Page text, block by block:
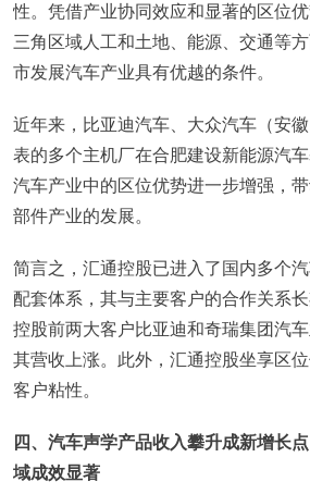
性。凭借产业协同效应和显著的区位
三角区域人工和土地、能源、交通等
市发展汽车产业具有优越的条件。
近年来，比亚迪汽车、大众汽车（安
表的多个主机厂在合肥建设新能源汽
汽车产业中的区位优势进一步增强，
部件产业的发展。
简言之，汇通控股已进入了国内多个
配套体系，其与主要客户的合作关系
控股前两大客户比亚迪和奇瑞集团汽
其营收上涨。此外，汇通控股坐享区
客户粘性。
四、汽车声学产品收入攀升成新增长
域成效显著